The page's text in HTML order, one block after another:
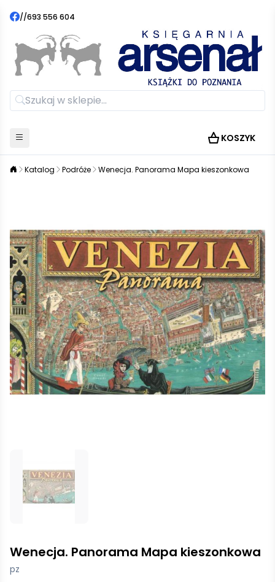
//693 556 604
KOSZYK
Katalog Podróże Wenecja. Panorama Mapa kieszonkowa
Wenecja. Panorama Mapa kieszonkowa
pz